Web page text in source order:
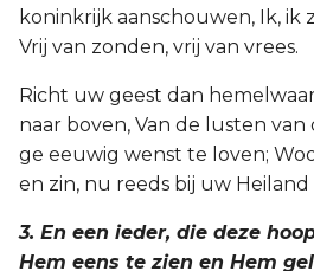
koninkrijk aanschouwen, Ik, ik
Vrij van zonden, vrij van vrees.
Richt uw geest dan
naar boven, Van de lusten van
ge eeuwig wenst te loven;
en zin, nu reeds bij uw Heiland
3. En een ieder, die deze
Hem eens te zien en Hem